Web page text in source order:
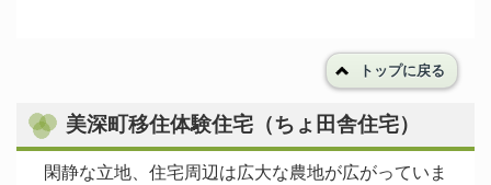
トップに戻る
美深町移住体験住宅（ちょ田舎住宅）
閑静な立地、住宅周辺は広大な農地が広がっていま